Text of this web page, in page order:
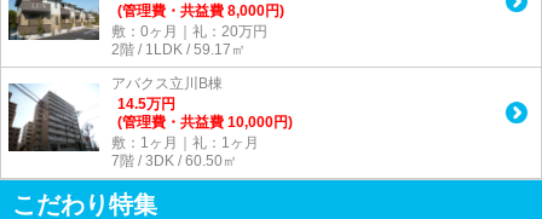
(管理費・共益費 8,000円)
敷：0ヶ月｜礼：20万円
2階 / 1LDK / 59.17㎡
アバクス立川B棟
14.5万円
(管理費・共益費 10,000円)
敷：1ヶ月｜礼：1ヶ月
7階 / 3DK / 60.50㎡
こだわり特集